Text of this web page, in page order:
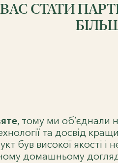
СТАТИ
, тому ми об’єднали
та досвід
був високої якості і
домашньому